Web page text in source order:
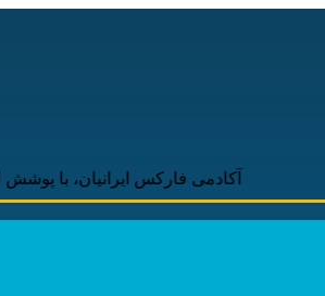
آکادمی فارکس ایرانیان، با پوشش لحظه‌ای و